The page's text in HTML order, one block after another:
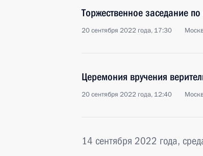
Торжественное заседание
20 сентября 2022 года, 17:30
Церемония вручения
20 сентября 2022 года, 12:40
14 сентября 2022 года,